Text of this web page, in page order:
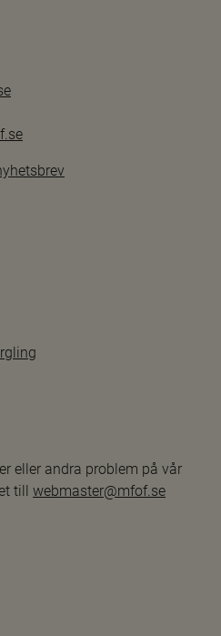
eller andra problem på vår
till webmaster@mfof.se